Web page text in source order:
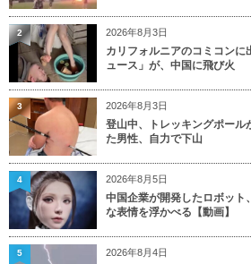
2026年8月3日
カリフォルニアのコミコン
ュース」が、中国に飛び火
2
2026年8月3日
登山中、トレッキングポール
た男性、自力で下山
3
2026年8月5日
中国企業が開発したロボット
な表情を浮かべる【動画】
4
2026年8月4日
5